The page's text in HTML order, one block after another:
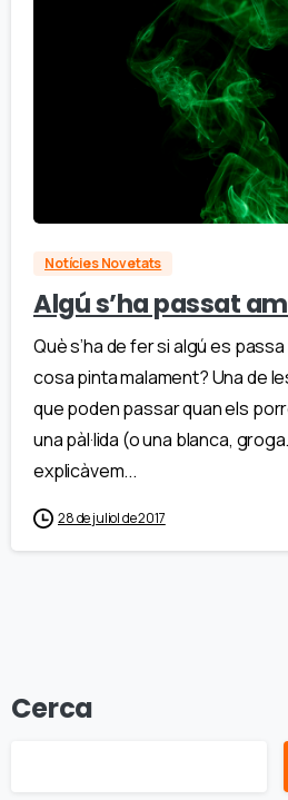
Notícies Novetats
Algú s’ha passat
Què s’ha de fer si algú es
cosa pinta malament? Una de
que poden passar quan els
una pàl·lida (o una blanca,
explicàvem...
28 de juliol de 2017
Cerca